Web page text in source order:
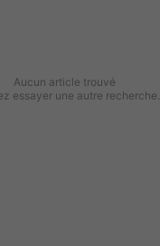
Aucun article trouvé
essayer une autre recherche.